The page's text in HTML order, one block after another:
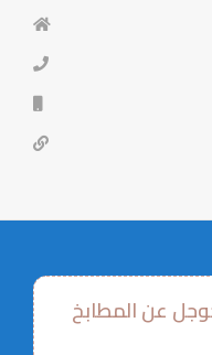
عن المطابخ